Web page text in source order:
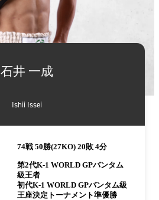
石井 一成
Ishii Issei
74戦 50勝(27KO) 20敗 4分
第2代K-1 WORLD GPバンタム
級王者
初代K-1 WORLD GPバンタム級
王座決定トーナメント準優勝